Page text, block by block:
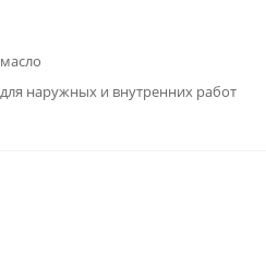
масло
для наружных и внутренних работ